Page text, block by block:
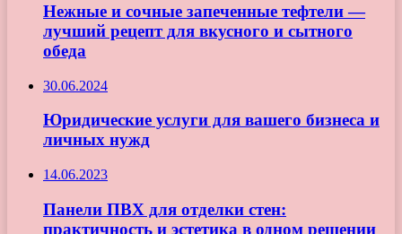
Нежные и сочные запеченные тефтели —
лучший рецепт для вкусного и сытного
обеда
30.06.2024
Юридические услуги для вашего бизнеса и
личных нужд
14.06.2023
Панели ПВХ для отделки стен:
практичность и эстетика в одном решении